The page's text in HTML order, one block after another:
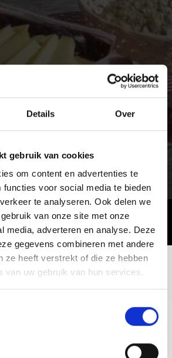
Details Over
gebruik van cookies
om content en advertenties te
functies voor social media te bieden
te analyseren. Ook delen we
van onze site met onze
media, adverteren en analyse. Deze
gegevens combineren met andere
ze heeft verstrekt of die ze hebben
van uw gebruik van hun services.